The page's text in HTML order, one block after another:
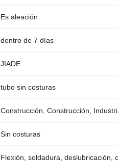
Es aleación
dentro de 7 días
JIADE
tubo sin costuras
Construcción, Construcción,
Sin costuras
Flexión, soldadura, deslubricación,